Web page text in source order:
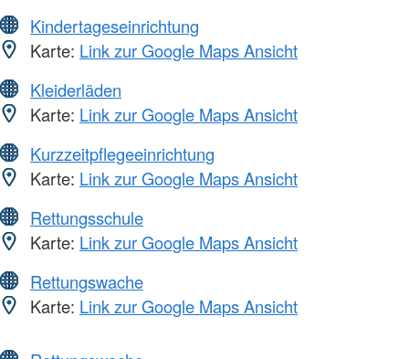
Kindertageseinrichtung
Karte: Link zur Google Maps Ansicht
Kleiderläden
Karte: Link zur Google Maps Ansicht
Kurzzeitpflegeeinrichtung
Karte: Link zur Google Maps Ansicht
Rettungsschule
Karte: Link zur Google Maps Ansicht
Rettungswache
Karte: Link zur Google Maps Ansicht